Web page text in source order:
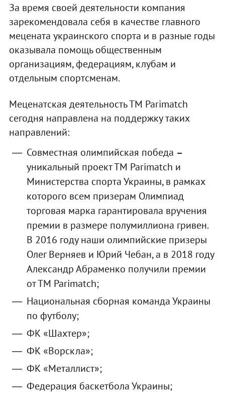
За время своей деятельности компания
зарекомендовала себя в качестве главного
мецената украинского спорта и в разные годы
оказывала помощь общественным
организациям, федерациям, клубам и
отдельным спортсменам.
Меценатская деятельность ТМ Parimatch
сегодня направлена на поддержку таких
направлений:
Совместная олимпийская победа –
уникальный проект ТМ Parimatch и
Министерства спорта Украины, в рамках
которого всем призерам Олимпиад
торговая марка гарантировала вручения
премии в размере полумиллиона гривен.
В 2016 году наши олимпийские призеры
Олег Верняев и Юрий Чебан, а в 2018 году
Александр Абраменко получили премии
от ТМ Parimatch;
Национальная сборная команда Украины
по футболу;
ФК «Шахтер»;
ФК «Ворскла»;
ФК «Металлист»;
Федерация баскетбола Украины;